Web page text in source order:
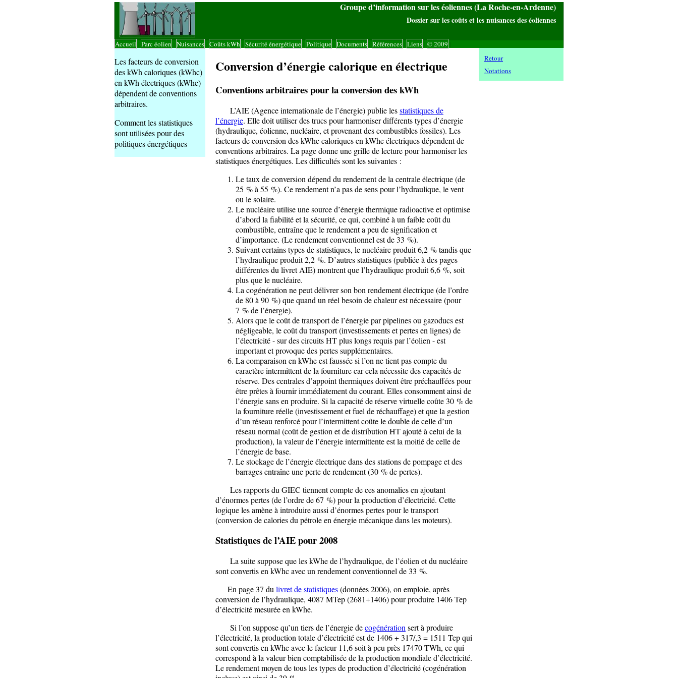
Groupe d’information sur les éoliennes (La Roche-en-Ardenne)
Dossier sur les coûts et les nuisances des éoliennes
Accueil Parc éolien Nuisances Coûts kWh Sécurité énergétique Politique Documents Références Liens © 2009
Les facteurs de conversion
des kWh caloriques (kWhc)
en kWh électriques (kWhe)
dépendent de conventions
arbitraires.
Comment les statistiques
sont utilisées pour des
politiques énergétiques
Conversion d’énergie calorique en électrique
Conventions arbitraires pour la conversion des kWh
L’AIE (Agence internationale de l’énergie) publie lesstatistiques de
l’énergie. Elle doit utiliser des trucs pour harmoniser différents types d’énergie
(hydraulique, éolienne, nucléaire, et provenant des combustibles fossiles). Les
facteurs de conversion des kWhc caloriques en kWhe électriques dépendent de
conventions arbitraires. La page donne une grille de lecture pour harmoniser les
statistiques énergétiques. Les difficultés sont les suivantes :
Le taux de conversion dépend du rendement de la centrale électrique (de
25 % à 55 %). Ce rendement n’a pas de sens pour l’hydraulique, le vent
ou le solaire.
Le nucléaire utilise une source d’énergie thermique radioactive et optimise
d’abord la fiabilité et la sécurité, ce qui, combiné à un faible coût du
combustible, entraîne que le rendement a peu de signification et
d’importance. (Le rendement conventionnel est de 33 %).
Suivant certains types de statistiques, le nucléaire produit 6,2 % tandis que
l’hydraulique produit 2,2 %. D’autres statistiques (publiée à des pages
différentes du livret AIE) montrent que l’hydraulique produit 6,6 %, soit
plus que le nucléaire.
La cogénération ne peut délivrer son bon rendement électrique (de l’ordre
de 80 à 90 %) que quand un réel besoin de chaleur est nécessaire (pour
7 % de l’énergie).
Alors que le coût de transport de l’énergie par pipelines ou gazoducs est
négligeable, le coût du transport (investissements et pertes en lignes) de
l’électricité - sur des circuits HT plus longs requis par l’éolien - est
important et provoque des pertes supplémentaires.
La comparaison en kWhe est faussée si l’on ne tient pas compte du
caractère intermittent de la fourniture car cela nécessite des capacités de
réserve. Des centrales d’appoint thermiques doivent être préchauffées pour
être prêtes à fournir immédiatement du courant. Elles consomment ainsi de
l’énergie sans en produire. Si la capacité de réserve virtuelle coûte 30 % de
la fourniture réelle (investissement et fuel de réchauffage) et que la gestion
d’un réseau renforcé pour l’intermittent coûte le double de celle d’un
réseau normal (coût de gestion et de distribution HT ajouté à celui de la
production), la valeur de l’énergie intermittente est la moitié de celle de
l’énergie de base.
Le stockage de l’énergie électrique dans des stations de pompage et des
barrages entraîne une perte de rendement (30 % de pertes).
Les rapports du GIEC tiennent compte de ces anomalies en ajoutant
d’énormes pertes (de l’ordre de 67 %) pour la production d’électricité. Cette
logique les amène à introduire aussi d’énormes pertes pour le transport
(conversion de calories du pétrole en énergie mécanique dans les moteurs).
Statistiques de l’AIE pour 2008
La suite suppose que les kWhe de l’hydraulique, de l’éolien et du nucléaire
sont convertis en kWhc avec un rendement conventionnel de 33 %.
En page 37 du livret de statistiques(données 2006), on emploie, après
conversion de l’hydraulique, 4087 MTep (2681+1406) pour produire 1406 Tep
d’électricité mesurée en kWhe.
Si l’on suppose qu’un tiers de l’énergie decogénération sert à produire
l’électricité, la production totale d’électricité est de 1406 + 317/,3 = 1511 Tep qui
sont convertis en kWhe avec le facteur 11,6 soit à peu près 17470 TWh, ce qui
correspond à la valeur bien comptabilisée de la production mondiale d’électricité.
Le rendement moyen de tous les types de production d’électricité (cogénération
Retour
Notations